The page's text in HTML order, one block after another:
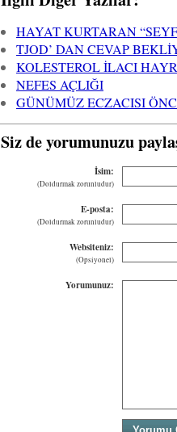
HAYAT KURTARAN
TJOD’ DAN CEVAP
KOLESTEROL İLACI
NEFES AÇLIĞI
GÜNÜMÜZ ECZACISI
Siz de yorumunuzu
İsim:
(Doldurmak zorunludur)
E-posta:
(Doldurmak zorunludur)
Websiteniz:
(Opsiyonel)
Yorumunuz: